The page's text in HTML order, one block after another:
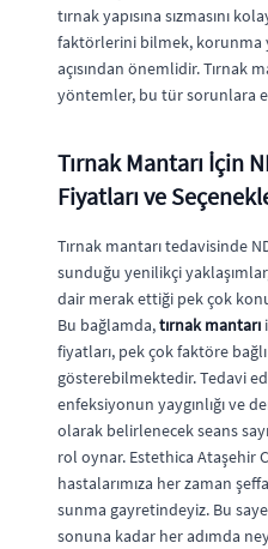
tırnak yapısına sızmasını
faktörlerini bilmek,
açısından önemlidir. Tırnak
yöntemler, bu tür sorunlara
Tırnak Mantarı İçin
Fiyatları ve
Tırnak mantarı tedavisinde
sunduğu yenilikçi
dair merak ettiği pek çok
Bu bağlamda,tırnak mantarı
fiyatları, pek çok faktöre
gösterebilmektedir. Tedavi
enfeksiyonun yaygınlığı ve
olarak belirlenecek seans
rol oynar. Estethica Ataşehir
hastalarımıza her zaman
sunma gayretindeyiz. Bu
sonuna kadar her adımda